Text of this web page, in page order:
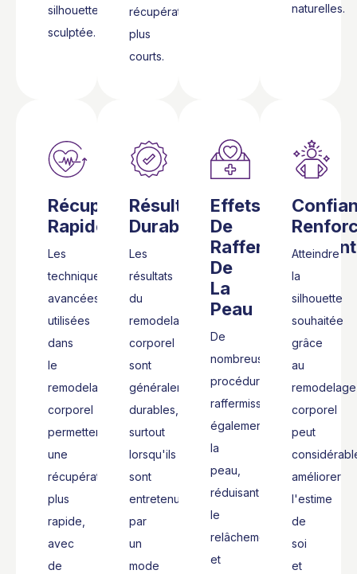
silhouette
sculptée.
récupération
plus
courts.
naturelles.
Récupération
Rapide
Les
techniques
avancées
utilisées
dans
le
remodelage
corporel
permettent
une
récupération
plus
rapide,
avec
de
Résultats
Durables
Les
résultats
du
remodelage
corporel
sont
généralement
durables,
surtout
lorsqu'ils
sont
entretenus
par
un
mode
Effets
De
Raffermissement
De
La
Peau
De
nombreuses
procédures
raffermissent
également
la
peau,
réduisant
le
relâchement
et
Atteindre
la
silhouette
souhaitée
grâce
au
remodelage
corporel
peut
améliorer
l'estime
de
soi
et